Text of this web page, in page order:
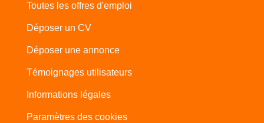
Toutes les offres d'emploi
Déposer un CV
Déposer une annonce
Témoignages utilisateurs
Informations légales
Paramètres des cookies